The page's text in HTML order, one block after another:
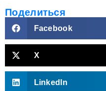
Поделиться
Facebook
X
LinkedIn